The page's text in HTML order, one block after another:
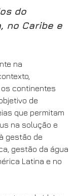
do
no Caribe e
na
os continentes
de
que permitam
na solução e
gestão de
gestão da água
Latina e no